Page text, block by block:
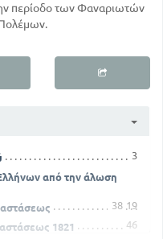
περίοδο των Φαναριωτών
3
από την άλωση
19
38
1821
46